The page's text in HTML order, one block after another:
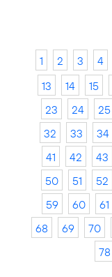
1 2 3 4
13
14 15
23
24 25
32
33 34
41
42 43
50
51 52
59
60 61
68
69 70
78